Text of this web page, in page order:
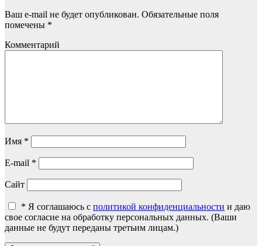
Ваш e-mail не будет опубликован. Обязательные поля
помечены *
Комментарий
Имя *
E-mail *
Сайт
* Я соглашаюсь сполитикой конфиденциальности и даю
свое согласие на обработку персональных данных. (Ваши
данные не будут переданы третьим лицам.)